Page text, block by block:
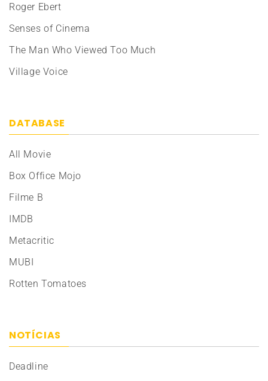
Roger Ebert
Senses of Cinema
The Man Who Viewed Too Much
Village Voice
DATABASE
All Movie
Box Office Mojo
Filme B
IMDB
Metacritic
MUBI
Rotten Tomatoes
NOTÍCIAS
Deadline